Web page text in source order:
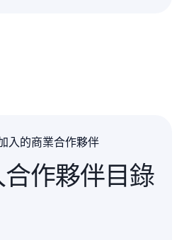
入的商業合作夥伴
作夥伴目錄